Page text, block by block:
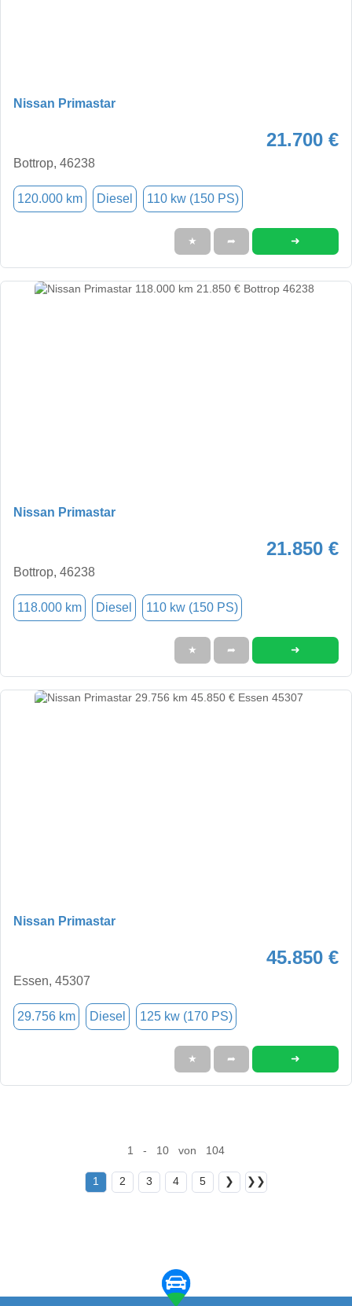
Nissan Primastar
21.700 €
Bottrop, 46238
120.000 km Diesel 110 kw (150 PS)
★ ➦ ➜
Nissan Primastar
21.850 €
Bottrop, 46238
118.000 km Diesel 110 kw (150 PS)
★ ➦ ➜
Nissan Primastar
45.850 €
Essen, 45307
29.756 km Diesel 125 kw (170 PS)
★ ➦ ➜
1 - 10 von 104
1 2 3 4 5 ❯ ❯❯